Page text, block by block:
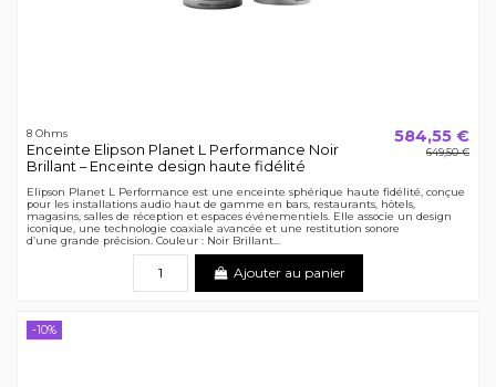
8 Ohms
Enceinte Elipson Planet L Performance Noir
Brillant – Enceinte design haute fidélité
584,55 €
649,50 €
Elipson Planet L Performance est une enceinte sphérique haute fidélité, conçue
pour les installations audio haut de gamme en bars, restaurants, hôtels,
magasins, salles de réception et espaces événementiels. Elle associe un design
iconique, une technologie coaxiale avancée et une restitution sonore
d’une grande précision. Couleur : Noir Brillant...
Ajouter au panier
-10%